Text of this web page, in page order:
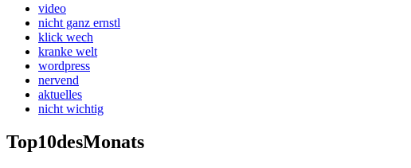
video
nicht ganz ernstl
klick wech
kranke welt
wordpress
nervend
aktuelles
nicht wichtig
Top10desMonats